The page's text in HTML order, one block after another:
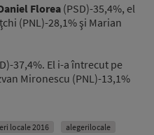
Florea (PSD)-35,4%, el
(PNL)-28,1% şi Marian
37,4%. El i-a întrecut pe
Mironescu (PNL)-13,1%
locale 2016 alegerilocale